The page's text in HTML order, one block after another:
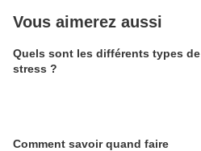
Vous aimerez aussi
Quels sont les différents types de
stress ?
Comment savoir quand faire